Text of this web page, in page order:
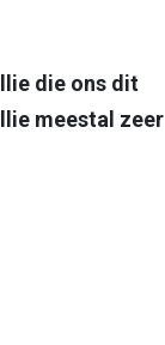
die ons dit
meestal zeer